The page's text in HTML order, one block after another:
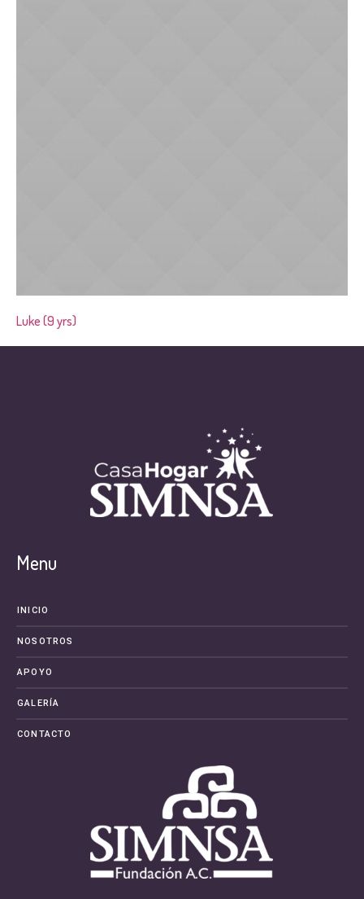
Luke (9 yrs)
Menu
INICIO
NOSOTROS
APOYO
GALERÍA
CONTACTO